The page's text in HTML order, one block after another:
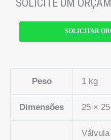
SOLICITAR
Peso 1 kg
Dimensões 25 ×